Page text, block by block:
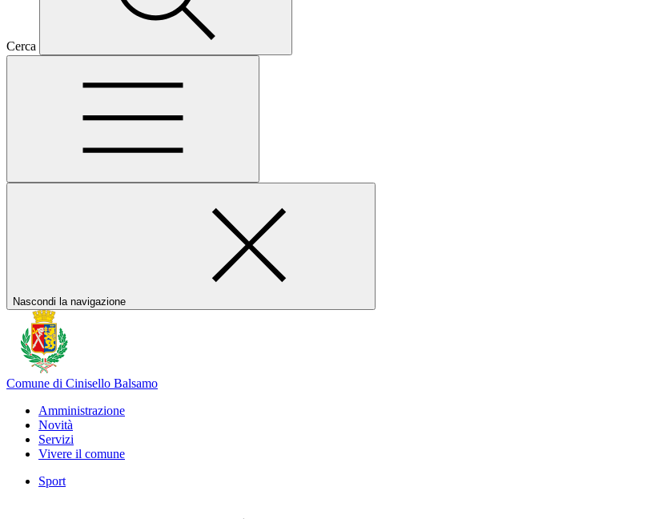
Cerca
Nascondi la navigazione
Comune di Cinisello Balsamo
Amministrazione
Novità
Servizi
Vivere il comune
Sport